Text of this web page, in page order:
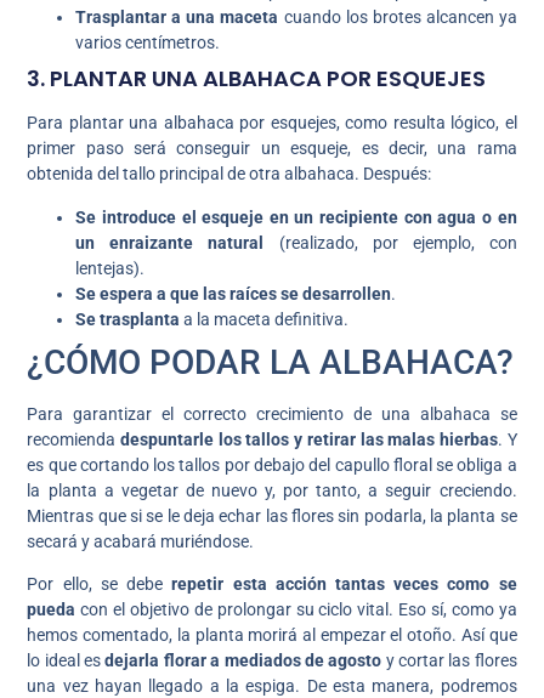
Trasplantar a una maceta cuando los brotes alcancen ya
varios centímetros.
3. PLANTAR UNA ALBAHACA POR ESQUEJES
Para plantar una albahaca por esquejes, como resulta lógico, el
primer paso será conseguir un esqueje, es decir, una rama
obtenida del tallo principal de otra albahaca. Después:
Se introduce el esqueje en un recipiente con agua o en
un enraizante natural
(realizado, por ejemplo, con
lentejas).
Se espera a que las raíces se desarrollen.
Se trasplanta a la maceta definitiva.
¿CÓMO PODAR LA ALBAHACA?
Para garantizar el correcto crecimiento de una albahaca se
recomiendadespuntarle los tallos y retirar las malas hierbas. Y
es que cortando los tallos por debajo del capullo floral se obliga a
la planta a vegetar de nuevo y, por tanto, a seguir creciendo.
Mientras que si se le deja echar las flores sin podarla, la planta se
secará y acabará muriéndose.
Por ello, se deberepetir esta acción tantas veces como se
pueda con el objetivo de prolongar su ciclo vital. Eso sí, como ya
hemos comentado, la planta morirá al empezar el otoño. Así que
lo ideal esdejarla florar a mediados de agosto y cortar las flores
una vez hayan llegado a la espiga. De esta manera, podremos